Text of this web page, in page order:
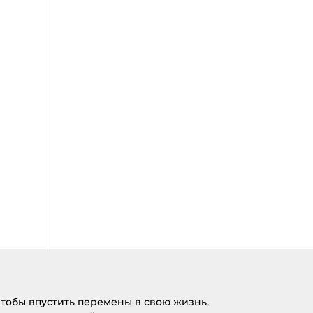
впустить перемены в свою жизнь,